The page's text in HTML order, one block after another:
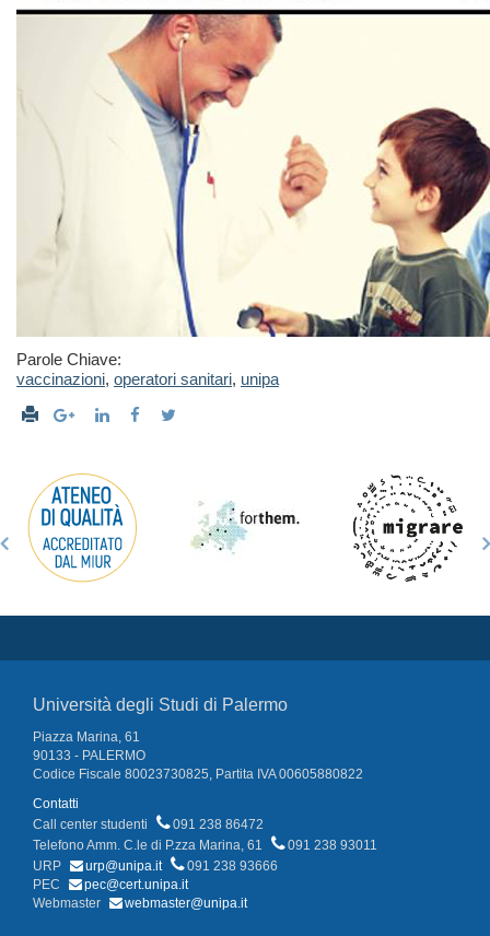
Parole Chiave:
vaccinazioni, operatori sanitari, unipa
Università degli Studi di Palermo
Piazza Marina, 61
90133 - PALERMO
Codice Fiscale 80023730825, Partita IVA 00605880822
Contatti
Call center studenti
091 238 86472
Telefono Amm. C.le di P.zza Marina, 61
091 238 93011
URP
urp@unipa.it
091 238 93666
PEC
pec@cert.unipa.it
Webmaster
webmaster@unipa.it